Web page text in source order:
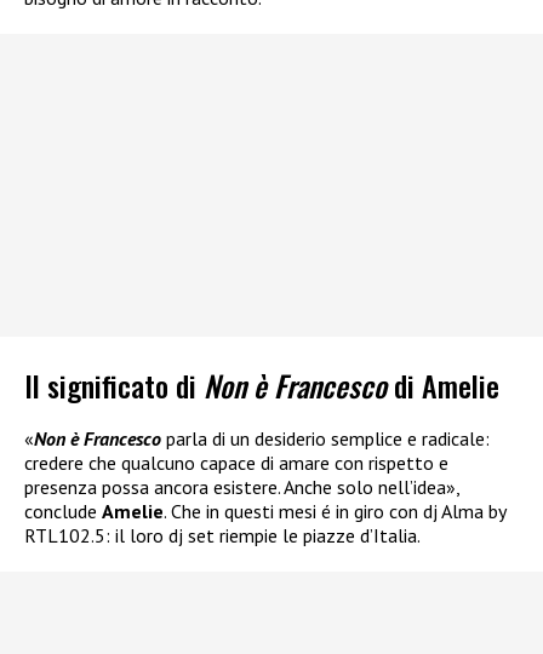
Il significato di Non è Francescodi Amelie
«Non è Francesco parla di un desiderio semplice e radicale:
credere che qualcuno capace di amare con rispetto e
presenza possa ancora esistere. Anche solo nell’idea»,
conclude Amelie. Che in questi mesi é in giro con dj Alma by
RTL102.5: il loro dj set riempie le piazze d’Italia.